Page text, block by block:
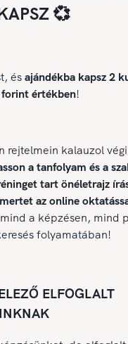
💞
ésajándékba kapsz 2
forint értékben!
rejtelmein kalauzol
a tanfolyam és a
tart önéletrajz
az online
a képzésen, mind
folyamatában!
ELFOGLALT